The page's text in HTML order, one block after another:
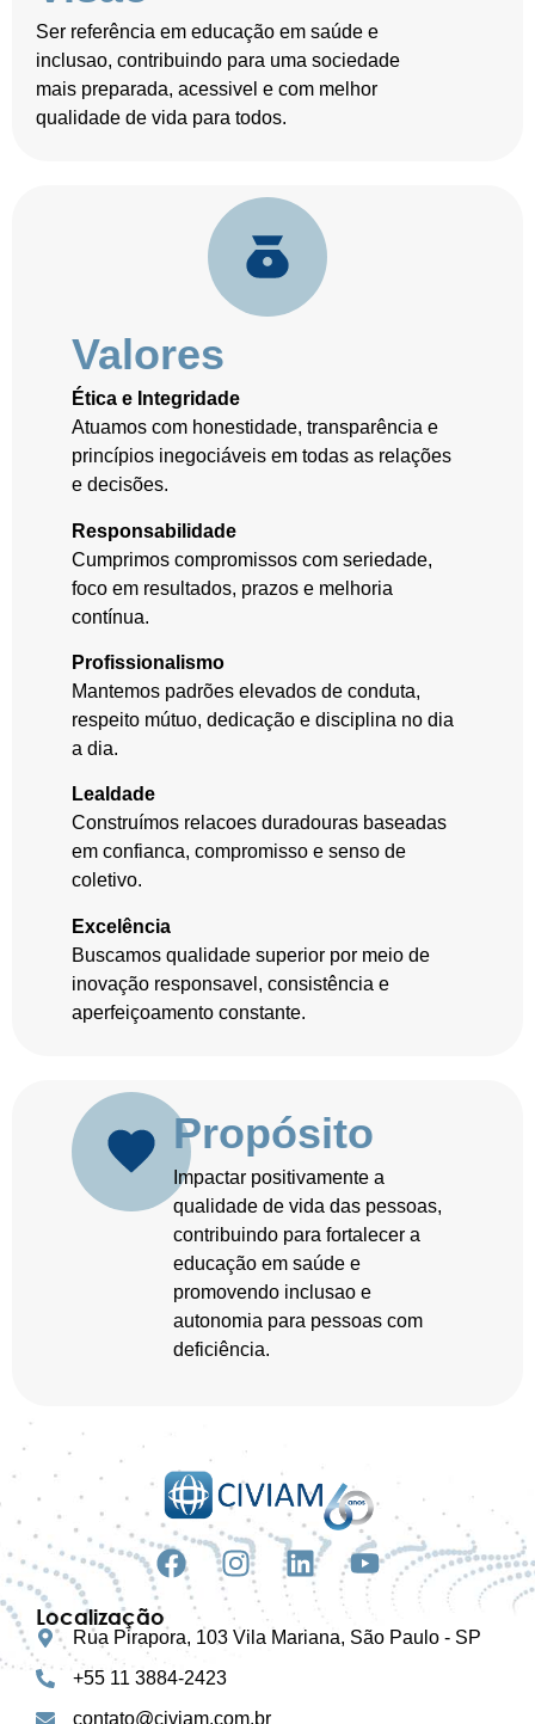
Ser referência em educação em saúde e
inclusao, contribuindo para uma sociedade
mais preparada, acessivel e com melhor
qualidade de vida para todos.
Valores
Ética e Integridade
Atuamos com honestidade, transparência e
princípios inegociáveis em todas as relações
e decisões.
Responsabilidade
Cumprimos compromissos com seriedade,
foco em resultados, prazos e melhoria
contínua.
Profissionalismo
Mantemos padrões elevados de conduta,
respeito mútuo, dedicação e disciplina no dia
a dia.
Lealdade
Construímos relacoes duradouras baseadas
em confianca, compromisso e senso de
coletivo.
Excelência
Buscamos qualidade superior por meio de
inovação responsavel, consistência e
aperfeiçoamento constante.
Propósito
Impactar positivamente a
qualidade de vida das pessoas,
contribuindo para fortalecer a
educação em saúde e
promovendo inclusao e
autonomia para pessoas com
deficiência.
Localização
Rua Pirapora, 103 Vila Mariana, São Paulo - SP
+55 11 3884-2423
contato@civiam.com.br